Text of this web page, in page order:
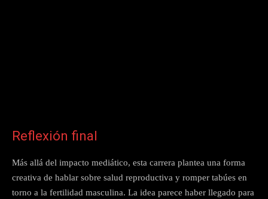
Reflexión final
Más allá del impacto mediático, esta carrera plantea una forma
creativa de hablar sobre salud reproductiva y romper tabúes en
torno a la fertilidad masculina. La idea parece haber llegado para